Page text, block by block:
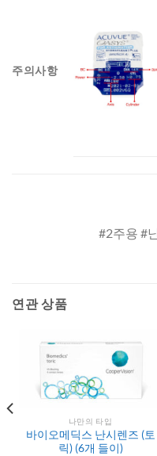
주의사항
#2주용 #
연관 상품
나만의 타입
바이오메딕스 난시렌즈 (토
릭) (6개 들이)